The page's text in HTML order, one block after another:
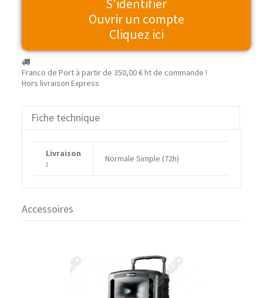
S'identifier
Ouvrir un compte
Cliquez ici
Franco de Port à partir de350,00 €ht de commande !
Hors livraison Express
Fiche technique
Livraison
:
Normale Simple (72h)
Accessoires